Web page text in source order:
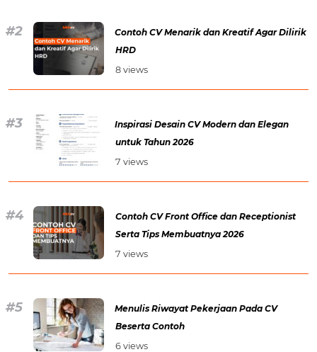
Contoh CV Menarik dan Kreatif Agar Dilirik
HRD
8 views
Inspirasi Desain CV Modern dan Elegan
untuk Tahun 2026
7 views
Contoh CV Front Office dan Receptionist
Serta Tips Membuatnya 2026
7 views
Menulis Riwayat Pekerjaan Pada CV
Beserta Contoh
6 views